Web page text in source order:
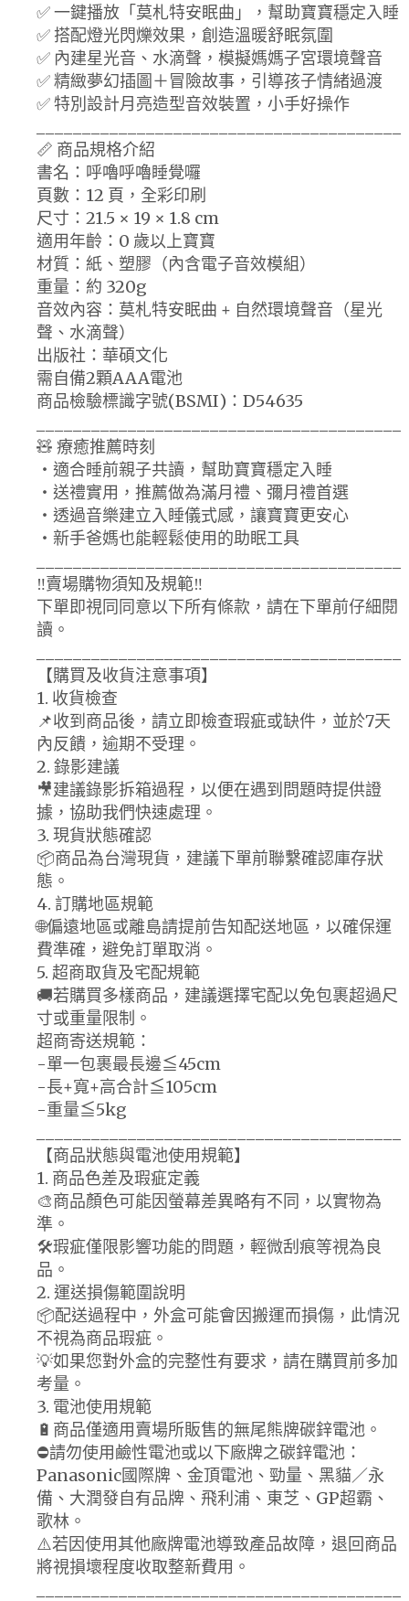
✅ 一鍵播放「莫札特安眠曲」，幫助寶寶穩定入睡
✅ 搭配燈光閃爍效果，創造溫暖舒眠氛圍
✅ 內建星光音、水滴聲，模擬媽媽子宮環境聲音
✅ 精緻夢幻插圖＋冒險故事，引導孩子情緒過渡
✅ 特別設計月亮造型音效裝置，小手好操作
📏 商品規格介紹
書名：呼嚕呼嚕睡覺囉
頁數：12 頁，全彩印刷
尺寸：21.5 × 19 × 1.8 cm
適用年齡：0 歲以上寶寶
材質：紙、塑膠（內含電子音效模組）
重量：約 320g
音效內容：莫札特安眠曲 + 自然環境聲音（星光
聲、水滴聲）
出版社：華碩文化
需自備2顆AAA電池
商品檢驗標識字號(BSMI)：D54635
🧸 療癒推薦時刻
・適合睡前親子共讀，幫助寶寶穩定入睡
・送禮實用，推薦做為滿月禮、彌月禮首選
・透過音樂建立入睡儀式感，讓寶寶更安心
・新手爸媽也能輕鬆使用的助眠工具
‼️賣場購物須知及規範‼️
下單即視同同意以下所有條款，請在下單前仔細閱
讀。
【購買及收貨注意事項】
1. 收貨檢查
📌收到商品後，請立即檢查瑕疵或缺件，並於7天
內反饋，逾期不受理。
2. 錄影建議
🎥建議錄影拆箱過程，以便在遇到問題時提供證
據，協助我們快速處理。
3. 現貨狀態確認
📦商品為台灣現貨，建議下單前聯繫確認庫存狀
態。
4. 訂購地區規範
🌐偏遠地區或離島請提前告知配送地區，以確保運
費準確，避免訂單取消。
5. 超商取貨及宅配規範
🚚若購買多樣商品，建議選擇宅配以免包裹超過尺
寸或重量限制。
超商寄送規範：
-單一包裹最長邊≦45cm
-長+寬+高合計≦105cm
-重量≦5kg
【商品狀態與電池使用規範】
1. 商品色差及瑕疵定義
🎨商品顏色可能因螢幕差異略有不同，以實物為
準。
🛠️瑕疵僅限影響功能的問題，輕微刮痕等視為良
品。
2. 運送損傷範圍說明
📦配送過程中，外盒可能會因搬運而損傷，此情況
不視為商品瑕疵。
💡如果您對外盒的完整性有要求，請在購買前多加
考量。
3. 電池使用規範
🔋商品僅適用賣場所販售的無尾熊牌碳鋅電池。
⛔請勿使用鹼性電池或以下廠牌之碳鋅電池：
Panasonic國際牌、金頂電池、勁量、黑貓／永
備、大潤發自有品牌、飛利浦、東芝、GP超霸、
歌林。
⚠️若因使用其他廠牌電池導致產品故障，退回商品
將視損壞程度收取整新費用。